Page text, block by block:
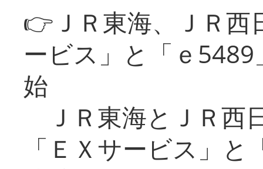
👉ＪＲ東海、ＪＲ
ービス」と「ｅ
始
ＪＲ東海とＪＲ西
「ＥＸサービス」